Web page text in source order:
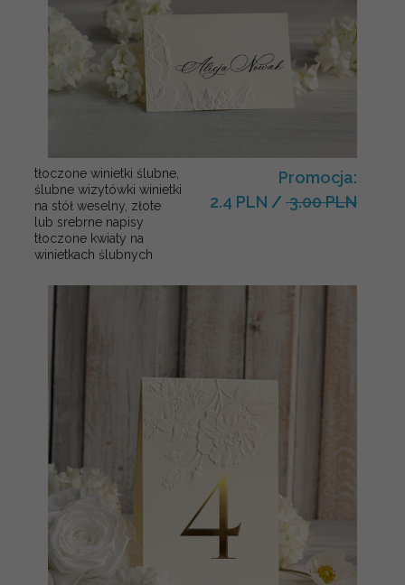
tłoczone winietki ślubne,
ślubne wizytówki winietki
na stół weselny, złote
lub srebrne napisy
tłoczone kwiaty na
winietkach ślubnych
Promocja:
2.4 PLN / 3.00 PLN